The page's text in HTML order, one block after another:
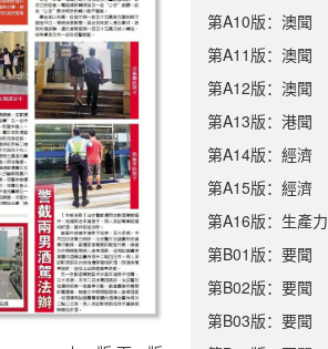
第A10版：澳聞
第A11版：澳聞
第A12版：澳聞
第A13版：港聞
第A14版：經濟
第A15版：經濟
第A16版：生產力
第B01版：要聞
第B02版：要聞
第B03版：要聞